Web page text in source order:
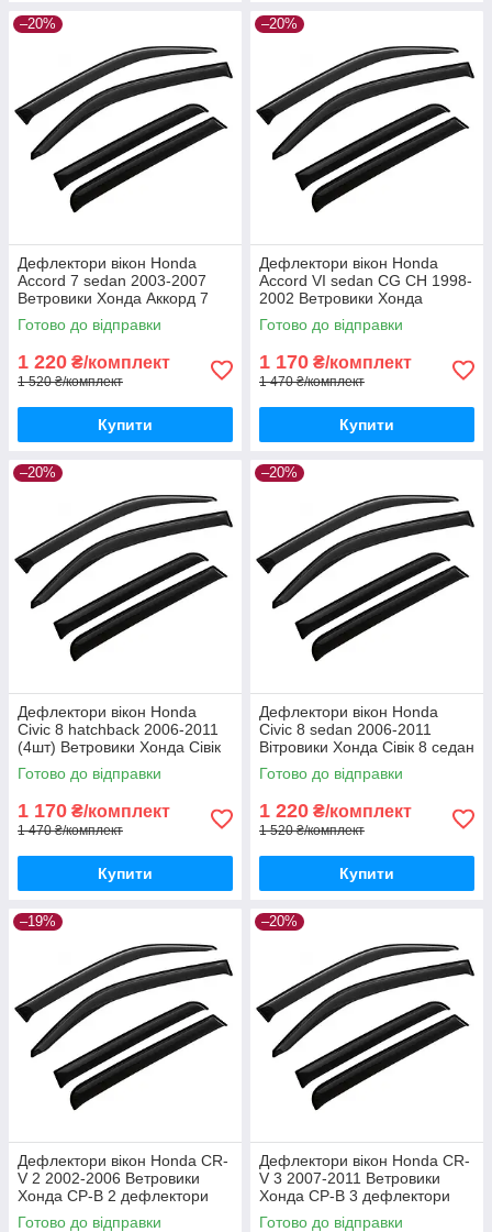
–20%
Дефлектори вікон Honda
Accord 7 sedan 2003-2007
Ветровики Хонда Аккорд 7
седан дефлектори 4шт
Готово до відправки
1 220 ₴/комплект
1 520 ₴/комплект
Купити
–20%
Дефлектори вікон Honda
Accord VI sedan CG CH 1998-
2002 Ветровики Хонда
Аккорд седан дефлектори
4шт
Готово до відправки
1 170 ₴/комплект
1 470 ₴/комплект
Купити
–20%
Дефлектори вікон Honda
Civic 8 hatchback 2006-2011
(4шт) Ветровики Хонда Сівік
Цівік хетчбек дефлектори 4шт
Готово до відправки
1 170 ₴/комплект
1 470 ₴/комплект
Купити
–20%
Дефлектори вікон Honda
Civic 8 sedan 2006-2011
Вітровики Хонда Сівік 8 седан
дефлектори 4шт
Готово до відправки
1 220 ₴/комплект
1 520 ₴/комплект
Купити
–19%
Дефлектори вікон Honda CR-
V 2 2002-2006 Ветровики
Хонда СР-В 2 дефлектори
4шт з 2002
Готово до відправки
–20%
Дефлектори вікон Honda CR-
V 3 2007-2011 Ветровики
Хонда СР-В 3 дефлектори
4шт з 2007
Готово до відправки